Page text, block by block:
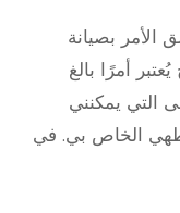
الأمر بصيانة
أمرًا بالغ
التي يمكنني
الخاص بي. في